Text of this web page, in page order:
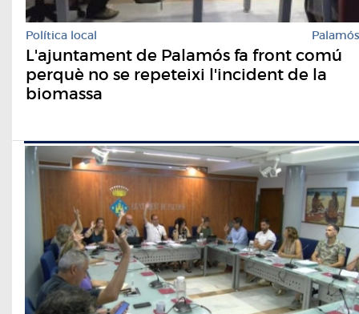
Política local Palamós
L'ajuntament de Palamós fa front comú
perquè no se repeteixi l'incident de la
biomassa